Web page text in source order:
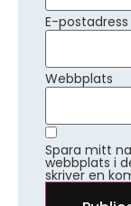
E-postadress
Webbplats
Spara mitt
webbplats i
skriver en